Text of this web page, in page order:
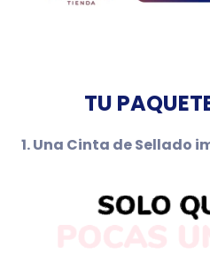
TU
1. Una Cinta de Sellado